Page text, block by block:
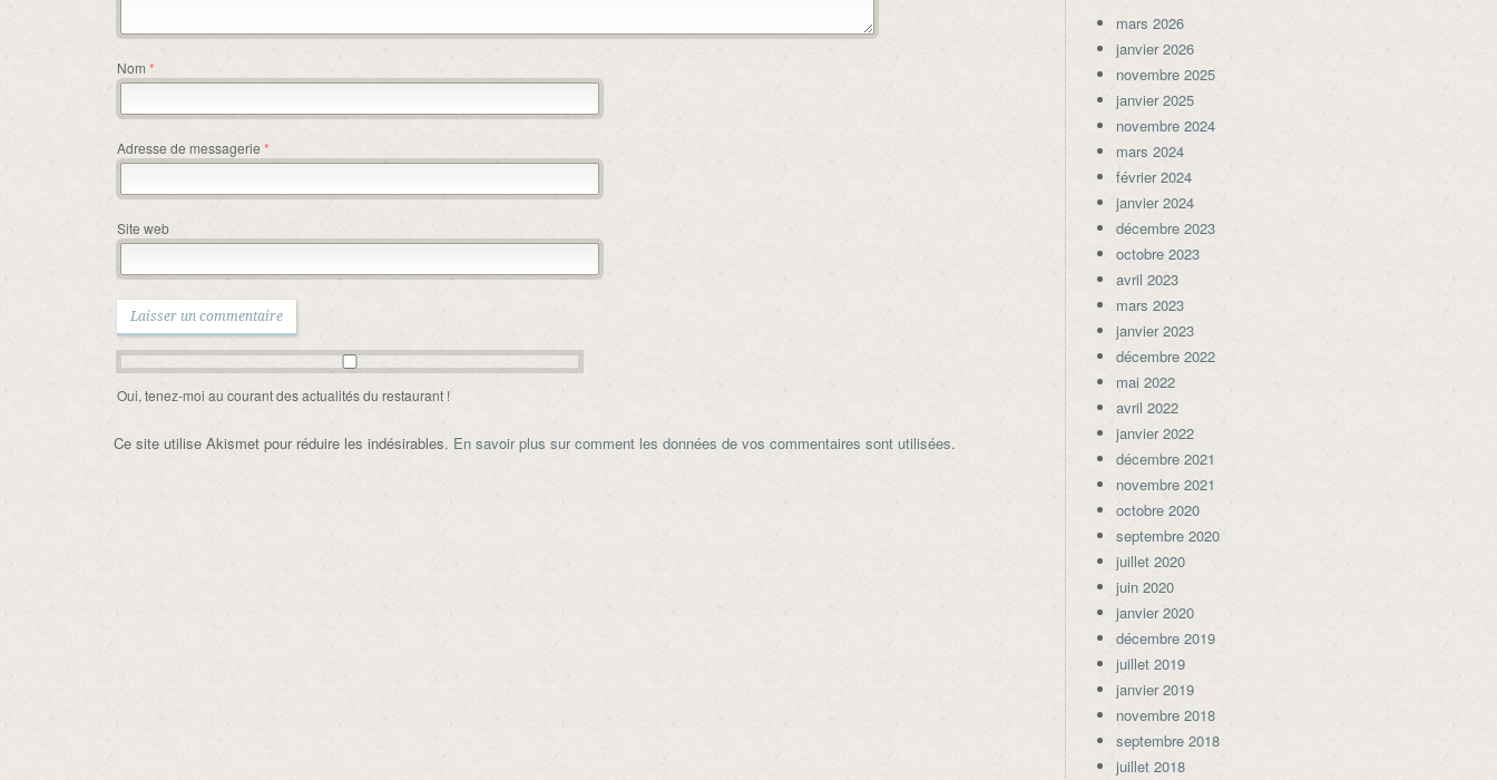
Nom *
Adresse de messagerie *
Site web
Oui, tenez-moi au courant des actualités du restaurant !
Ce site utilise Akismet pour réduire les indésirables. En savoir plus sur comment les données de vos commentaires sont utilisées.
mars 2026
janvier 2026
novembre 2025
janvier 2025
novembre 2024
mars 2024
février 2024
janvier 2024
décembre 2023
octobre 2023
avril 2023
mars 2023
janvier 2023
décembre 2022
mai 2022
avril 2022
janvier 2022
décembre 2021
novembre 2021
octobre 2020
septembre 2020
juillet 2020
juin 2020
janvier 2020
décembre 2019
juillet 2019
janvier 2019
novembre 2018
septembre 2018
juillet 2018